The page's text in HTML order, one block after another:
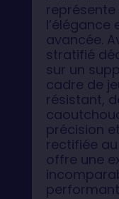
représente
l’élégance
avancée.
stratifié
sur un
cadre de
résistant,
précision
rectifiée
offre une